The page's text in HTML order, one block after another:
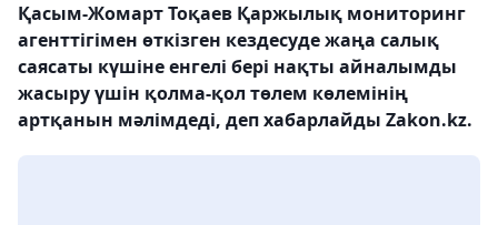
Қасым-Жомарт Тоқаев Қаржылық мониторинг
агенттігімен өткізген кездесуде жаңа салық
саясаты күшіне енгелі бері нақты айналымды
жасыру үшін қолма-қол төлем көлемінің
артқанын мәлімдеді, деп хабарлайды Zakon.kz.